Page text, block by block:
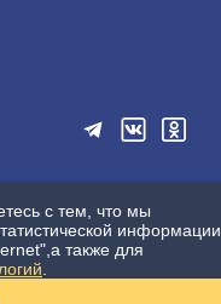
с тем, что мы
информации
также для